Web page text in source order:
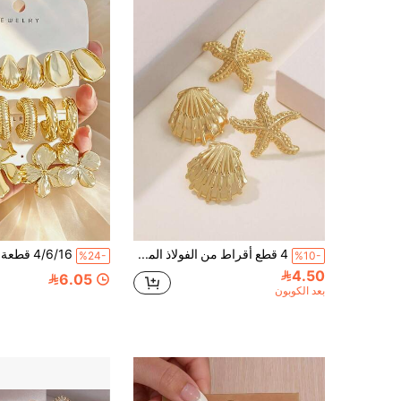
%10- 4 قطع أقراط من الفولاذ المقاوم للصدأ على شكل صدفة ونجمة بحر بأسلوب الشاطئ، مناسبة للنساء لحضور الحفلات أو عطلات الشاطئ، وأيضًا كهدية عطلة لها
4.50
بعد الكوبون
%24-
6.05